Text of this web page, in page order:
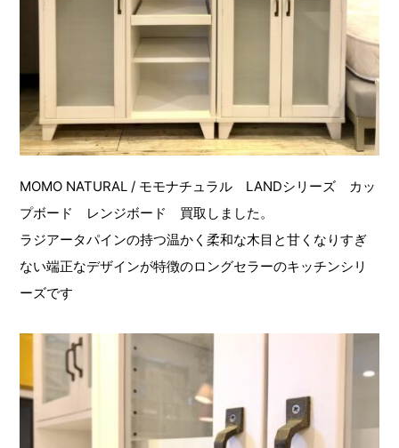
MOMO NATURAL / モモナチュラル LANDシリーズ カッ
プボード レンジボード 買取しました。
ラジアータパインの持つ温かく柔和な木目と甘くなりすぎ
ない端正なデザインが特徴のロングセラーのキッチンシリ
ーズです